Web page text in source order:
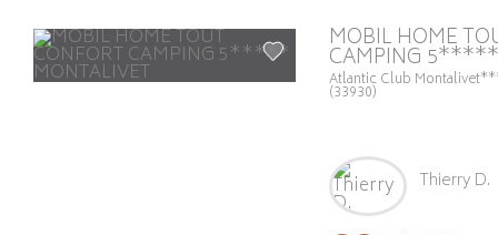
MOBIL HOME
CAMPING
Atlantic Club
(33930)
Thierry D.